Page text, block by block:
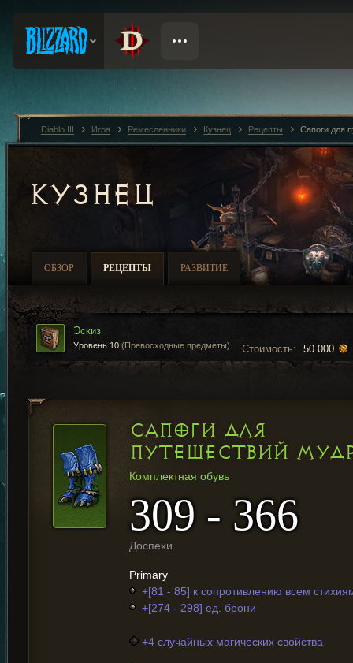
КУЗНЕЦ
ОБЗОР РЕЦЕПТЫ РАЗВИТИЕ
Стоимость: 50 000
Эскиз
Уровень 10 (Превосходные предметы)
САПОГИ ДЛЯ
ПУТЕШЕСТВИЙ
Комплектная обувь
309 - 366
Доспехи
Primary
+[81 - 85] к сопротивлению всем
+[274 - 298] ед. брони
+4 случайных магических свойства
Diablo III Игра Ремесленники Кузнец Рецепты Сапоги для